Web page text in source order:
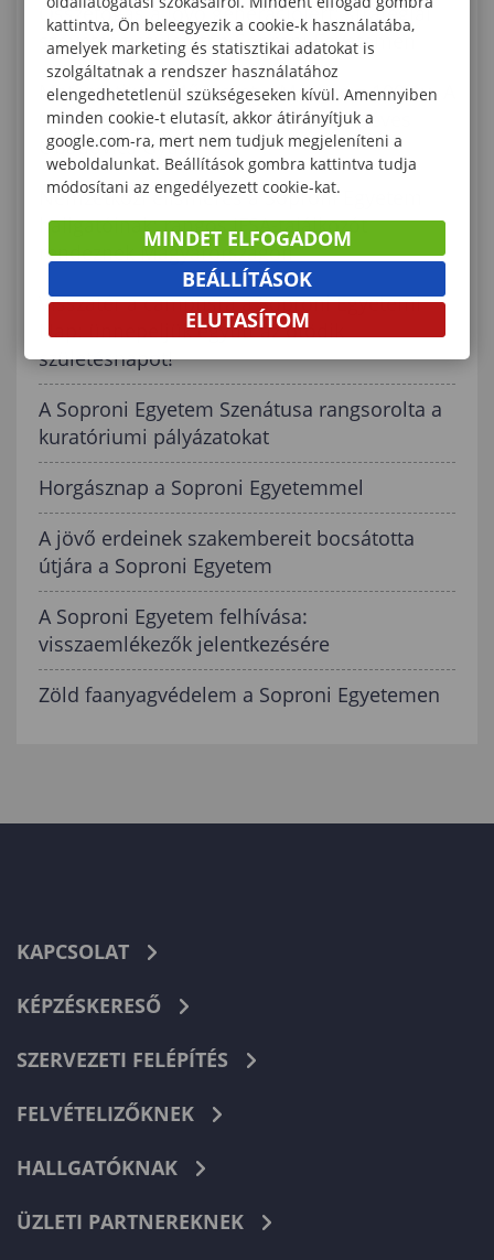
Összefogás a jövő generációiért: stratégiai
szövetség született a Soproni Egyetemen
Matematika + Művészet + Mozgás = 100 év- A
Soproni Egyetem vendége volt a 99 éves
Obádovics Gyula
Nemzetközi elismerés a Soproni Egyetem
hallgatóinak: rangos IFSA-találkozót
rendeznek Magyarországon
Visszatér a campusra a Soproni Egyetemi
Nap: ünnepeljük együtt az ötödik
születésnapot!
A Soproni Egyetem Szenátusa rangsorolta a
kuratóriumi pályázatokat
Horgásznap a Soproni Egyetemmel
A jövő erdeinek szakembereit bocsátotta
útjára a Soproni Egyetem
A Soproni Egyetem felhívása:
visszaemlékezők jelentkezésére
Zöld faanyagvédelem a Soproni Egyetemen
KAPCSOLAT
KÉPZÉSKERESŐ
SZERVEZETI FELÉPÍTÉS
FELVÉTELIZŐKNEK
HALLGATÓKNAK
ÜZLETI PARTNEREKNEK
kattintva, Ön beleegyezik a cookie-k használatába,
amelyek marketing és statisztikai adatokat is
szolgáltatnak a rendszer használatához
elengedhetetlenül szükségeseken kívül. Amennyiben
minden cookie-t elutasít, akkor átirányítjuk a
google.com-ra, mert nem tudjuk megjeleníteni a
weboldalunkat. Beállítások gombra kattintva tudja
módosítani az engedélyezett cookie-kat.
MINDET ELFOGADOM
BEÁLLÍTÁSOK
ELUTASÍTOM